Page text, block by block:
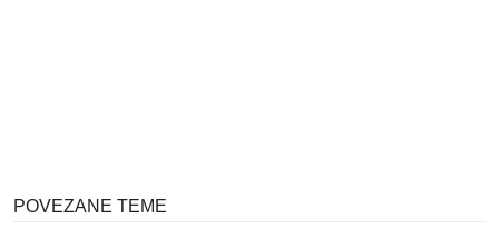
POVEZANE TEME